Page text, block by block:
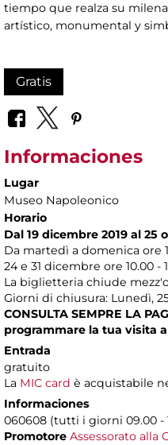
tiempo que realza su
artístico, monumental y
Gratis
Informaciones
Lugar
Museo Napoleonico
Horario
Dal 19 dicembre 2019 al 25
Da martedì a domenica ore
24 e 31 dicembre ore 10.00 -
La biglietteria chiude
Giorni di chiusura: Lunedì,
CONSULTA SEMPRE LA
programmare la tua visita
Entrada
gratuito
La MIC card è acquistabile
Informaciones
060608 (tutti i giorni 09.00 -
Promotore Assessorato alla